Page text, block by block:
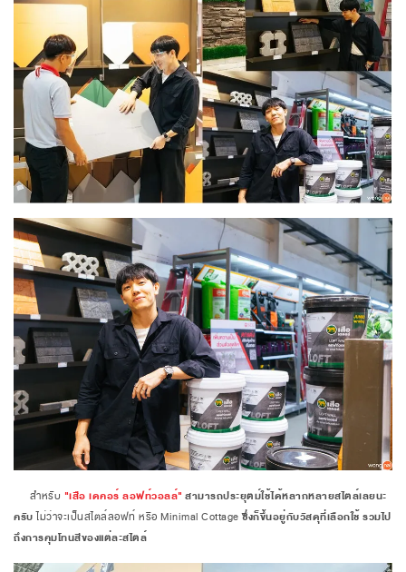
สำหรับ "เสือ เดคอร์ ลอฟท์วอลล์" สามารถประยุตม์ใช้ได้หลากหลายสไตล์เลยนะ
ครับไม่ว่าจะเป็นสไตล์ลอฟท์ หรือ Minimal Cottageซึ่งก็ขึ้นอยู่กับวัสดุที่เลือกใช้ รวมไป
ถึงการคุมโทนสีของแต่ละสไตล์